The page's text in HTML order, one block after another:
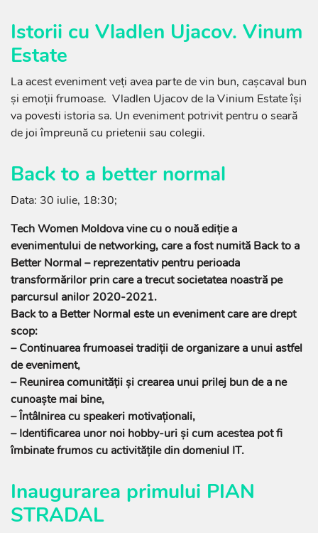
Istorii cu Vladlen Ujacov. Vinum
Estate
La acest eveniment veți avea parte de vin bun, cașcaval bun
și emoții frumoase. Vladlen Ujacov de la Vinium Estate își
va povesti istoria sa. Un eveniment potrivit pentru o seară
de joi împreună cu prietenii sau colegii.
Back to a better normal
Data: 30 iulie, 18:30;
Tech Women Moldova vine cu o nouă ediție a
evenimentului de networking, care a fost numită Back to a
Better Normal – reprezentativ pentru perioada
transformărilor prin care a trecut societatea noastră pe
parcursul anilor 2020-2021.
Back to a Better Normal este un eveniment care are drept
scop:
– Continuarea frumoasei tradiții de organizare a unui astfel
de eveniment,
– Reunirea comunității și crearea unui prilej bun de a ne
cunoaște mai bine,
– Întâlnirea cu speakeri motivaționali,
– Identificarea unor noi hobby-uri și cum acestea pot fi
îmbinate frumos cu activitățile din domeniul IT.
Inaugurarea primului PIAN
STRADAL